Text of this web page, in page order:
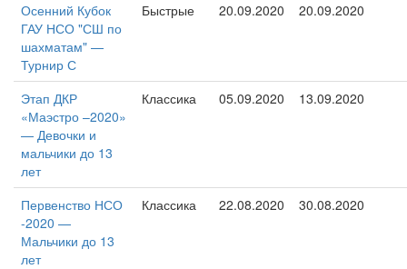
Осенний Кубок
ГАУ НСО "СШ по
шахматам" —
Турнир С
Быстрые 20.09.2020 20.09.2020
Этап ДКР
«Маэстро –2020»
— Девочки и
мальчики до 13
лет
Классика 05.09.2020 13.09.2020
Первенство НСО
-2020 —
Мальчики до 13
лет
Классика 22.08.2020 30.08.2020